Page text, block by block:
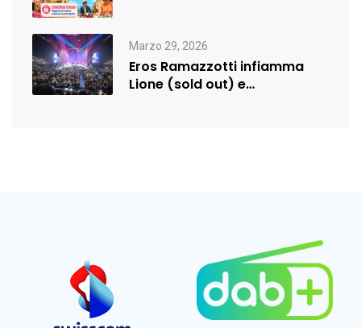
Marzo 29, 2026
Eros Ramazzotti infiamma
Lione (sold out) e